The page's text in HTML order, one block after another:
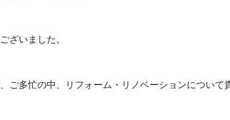
ざいました。
ご多忙の中、リフォーム・リノベーションについて